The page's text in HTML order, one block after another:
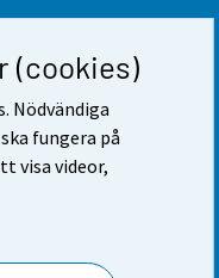
(cookies)
Nödvändiga
fungera på
visa videor,